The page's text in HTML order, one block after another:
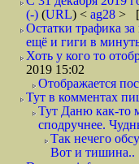
(-) (URL) < ag28 >
Остатки трафика
ещё и гиги в
Хоть у кого то
2019 15:02
Отображается
Тут в комментах
Тут Даню как-то
сподручнее.
Так нечего
Вот и тишина..